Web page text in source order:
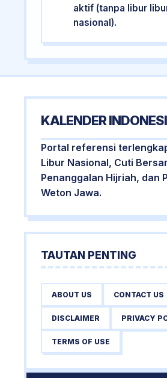
aktif (tanpa libur
nasional).
KALENDER
Portal referensi
Libur Nasional, Cuti
Penanggalan Hijriah, dan
Weton Jawa.
TAUTAN PENTING
ABOUT US CONTACT US
DISCLAIMER PRIVACY
TERMS OF USE